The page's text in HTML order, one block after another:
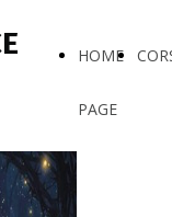
HOME
PAGE